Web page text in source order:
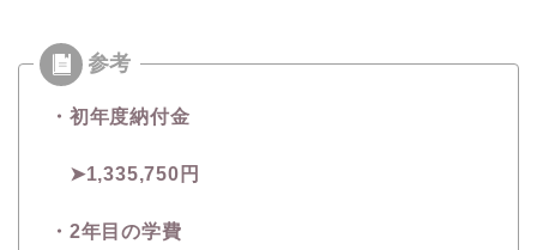
・初年度納付金
➤1,335,750円
・2年目の学費